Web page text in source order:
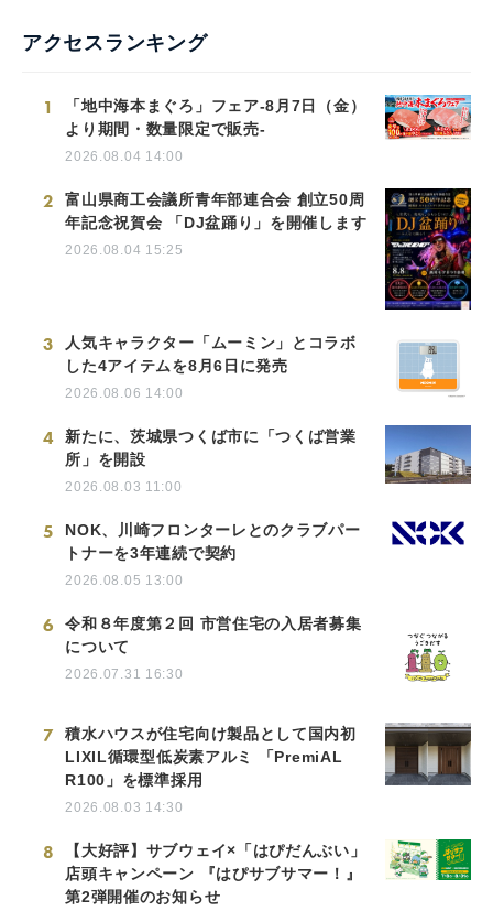
アクセスランキング
1
「地中海本まぐろ」フェア-8月7日（金）
より期間・数量限定で販売-
2026.08.04 14:00
2
富山県商工会議所青年部連合会 創立50周
年記念祝賀会 「DJ盆踊り」を開催します
2026.08.04 15:25
3
人気キャラクター「ムーミン」とコラボ
した4アイテムを8月6日に発売
2026.08.06 14:00
4
新たに、茨城県つくば市に「つくば営業
所」を開設
2026.08.03 11:00
5
NOK、川崎フロンターレとのクラブパー
トナーを3年連続で契約
2026.08.05 13:00
6
令和８年度第２回 市営住宅の入居者募集
について
2026.07.31 16:30
7
積水ハウスが住宅向け製品として国内初
LIXIL循環型低炭素アルミ 「PremiAL
R100」を標準採用
2026.08.03 14:30
8
【大好評】サブウェイ×「はぴだんぶい」
店頭キャンペーン 『はぴサブサマー！』
第2弾開催のお知らせ